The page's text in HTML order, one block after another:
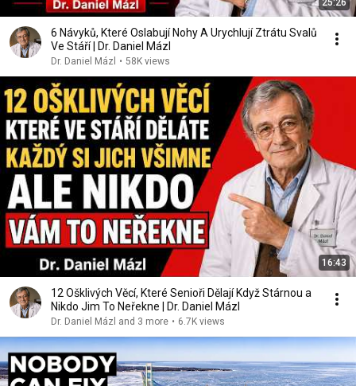
25:26
6 Návyků, Které Oslabují Nohy A Urychlují Ztrátu Svalů
Ve Stáří | Dr. Daniel Mázl
Dr. Daniel Mázl • 58K views
16:43
12 Ošklivých Věcí, Které Senioři Dělají Když Stárnou a
Nikdo Jim To Neřekne | Dr. Daniel Mázl
Dr. Daniel Mázl and 3 more • 6.7K views